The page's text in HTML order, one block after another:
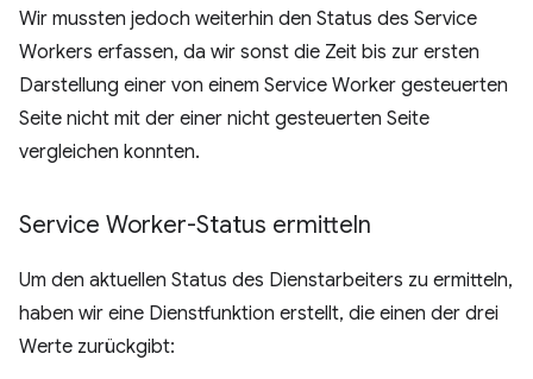
Wir mussten jedoch weiterhin den Status des Service
Workers erfassen, da wir sonst die Zeit bis zur ersten
Darstellung einer von einem Service Worker gesteuerten
Seite nicht mit der einer nicht gesteuerten Seite
vergleichen konnten.
Service Worker-Status ermitteln
Um den aktuellen Status des Dienstarbeiters zu ermitteln,
haben wir eine Dienstfunktion erstellt, die einen der drei
Werte zurückgibt: